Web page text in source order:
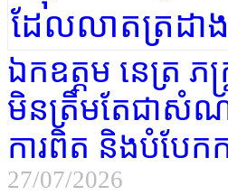
ឯកឧត្តម នេត្រ ភ
មិនត្រឹមតែជាសំណ
ការពិត និងបំបែក
27/07/2026